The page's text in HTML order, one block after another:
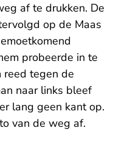
af te drukken. De
op de Maas
probeerde in te
reed tegen de
naar links bleef
lang geen kant op.
van de weg af.